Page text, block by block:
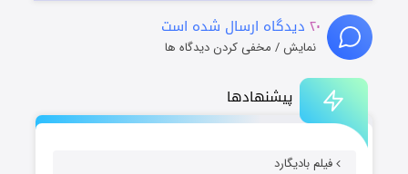
پیشنهادها
فیلم بادیگارد
۲۰ دیدگاه ارسال شده است
نمایش / مخفی کردن دیدگاه ها